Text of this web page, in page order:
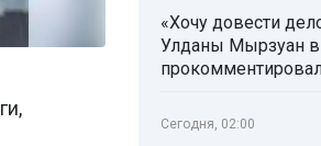
«Хочу довести
Улданы Мырзуан
Сегодня, 02:00